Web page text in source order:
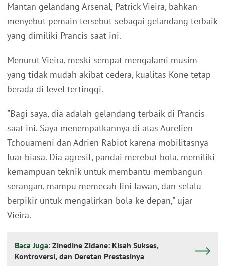
Mantan gelandang Arsenal, Patrick Vieira, bahkan
menyebut pemain tersebut sebagai gelandang terbaik
yang dimiliki Prancis saat ini.
Menurut Vieira, meski sempat mengalami musim
yang tidak mudah akibat cedera, kualitas Kone tetap
berada di level tertinggi.
"Bagi saya, dia adalah gelandang terbaik di Prancis
saat ini. Saya menempatkannya di atas Aurelien
Tchouameni dan Adrien Rabiot karena mobilitasnya
luar biasa. Dia agresif, pandai merebut bola, memiliki
kemampuan teknik untuk membantu membangun
serangan, mampu memecah lini lawan, dan selalu
berpikir untuk mengalirkan bola ke depan," ujar
Vieira.
Baca Juga: Zinedine Zidane: Kisah Sukses,
Kontroversi, dan Deretan Prestasinya